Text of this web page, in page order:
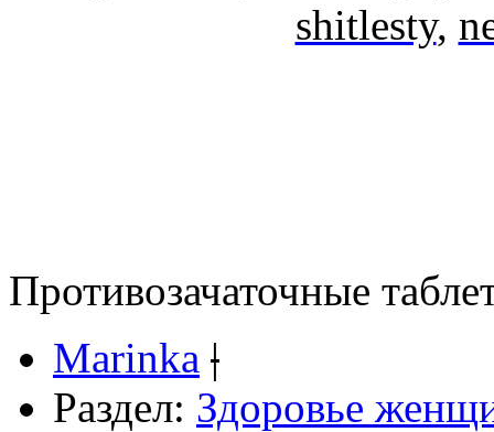
shitlesty,
Противозачаточные
Marinka |
Раздел: Здоровье